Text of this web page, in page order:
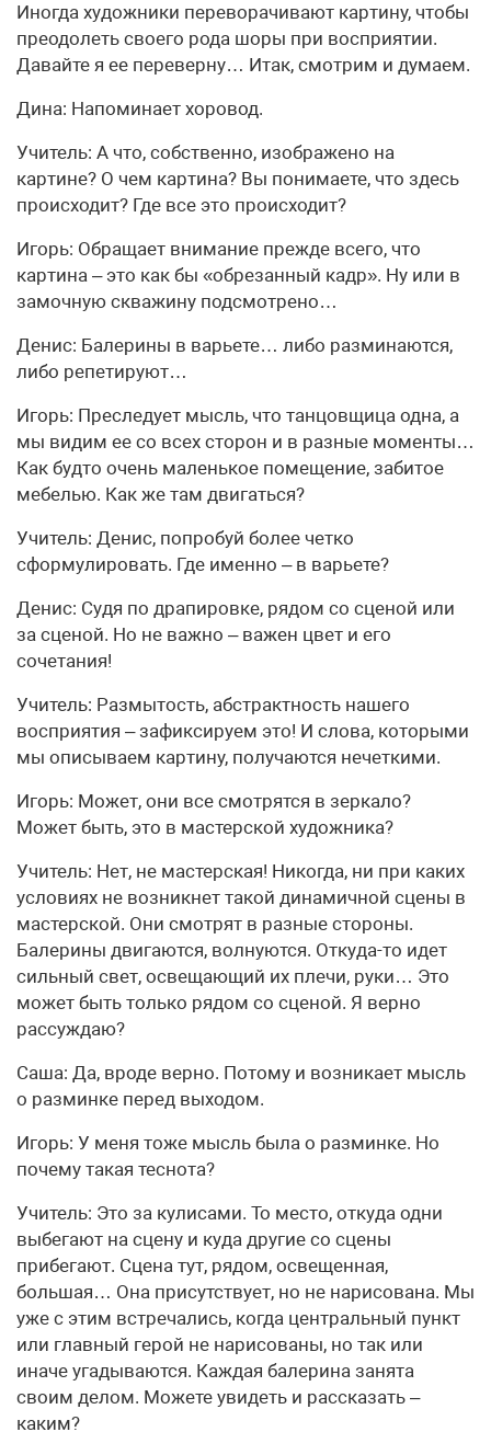
Иногда художники переворачивают картину, чтобы
преодолеть своего рода шоры при восприятии.
Давайте я ее переверну… Итак, смотрим и думаем.
Дина: Напоминает хоровод.
Учитель: А что, собственно, изображено на
картине? О чем картина? Вы понимаете, что здесь
происходит? Где все это происходит?
Игорь: Обращает внимание прежде всего, что
картина – это как бы «обрезанный кадр». Ну или в
замочную скважину подсмотрено…
Денис: Балерины в варьете… либо разминаются,
либо репетируют…
Игорь: Преследует мысль, что танцовщица одна, а
мы видим ее со всех сторон и в разные моменты…
Как будто очень маленькое помещение, забитое
мебелью. Как же там двигаться?
Учитель: Денис, попробуй более четко
сформулировать. Где именно – в варьете?
Денис: Судя по драпировке, рядом со сценой или
за сценой. Но не важно – важен цвет и его
сочетания!
Учитель: Размытость, абстрактность нашего
восприятия – зафиксируем это! И слова, которыми
мы описываем картину, получаются нечеткими.
Игорь: Может, они все смотрятся в зеркало?
Может быть, это в мастерской художника?
Учитель: Нет, не мастерская! Никогда, ни при каких
условиях не возникнет такой динамичной сцены в
мастерской. Они смотрят в разные стороны.
Балерины двигаются, волнуются. Откуда-то идет
сильный свет, освещающий их плечи, руки… Это
может быть только рядом со сценой. Я верно
рассуждаю?
Саша: Да, вроде верно. Потому и возникает мысль
о разминке перед выходом.
Игорь: У меня тоже мысль была о разминке. Но
почему такая теснота?
Учитель: Это за кулисами. То место, откуда одни
выбегают на сцену и куда другие со сцены
прибегают. Сцена тут, рядом, освещенная,
большая… Она присутствует, но не нарисована. Мы
уже с этим встречались, когда центральный пункт
или главный герой не нарисованы, но так или
иначе угадываются. Каждая балерина занята
своим делом. Можете увидеть и рассказать –
каким?